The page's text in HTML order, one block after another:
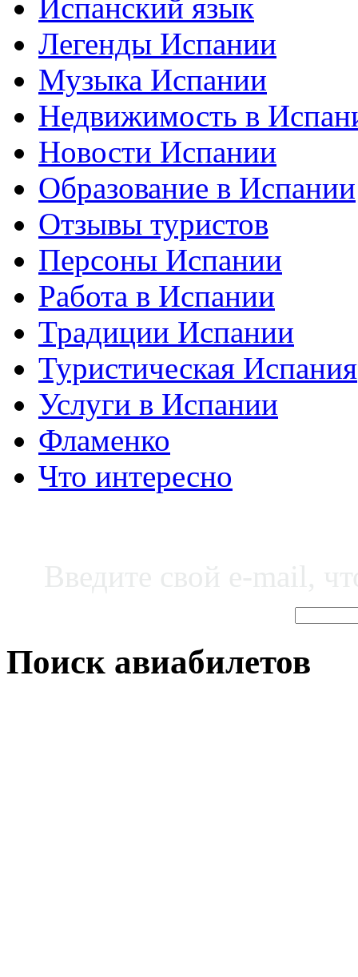
Испанский язык
Легенды Испании
Музыка Испании
Недвижимость в
Новости Испании
Образование в Испании
Отзывы туристов
Персоны Испании
Работа в Испании
Традиции Испании
Туристическая Испания
Услуги в Испании
Фламенко
Что интересно
Поиск авиабилетов